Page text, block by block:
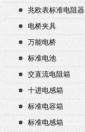
兆欧表标准电阻器
电桥夹具
万能电桥
标准电池
交直流电阻箱
十进电感箱
标准电容箱
标准电感箱